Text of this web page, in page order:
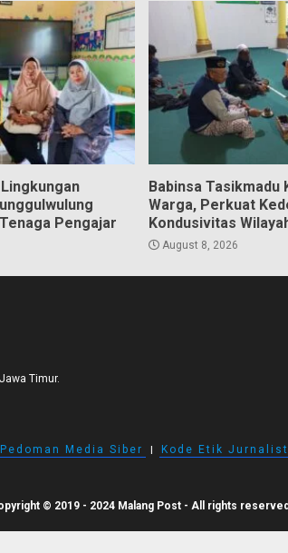
Pengajar
Babinsa Tasikmadu
Warga, Perkuat
Kondusivitas
August 8, 2026
Timur.
Pedoman Media Siber I Kode Etik
© 2019 - 2024 Malang Post - All rights